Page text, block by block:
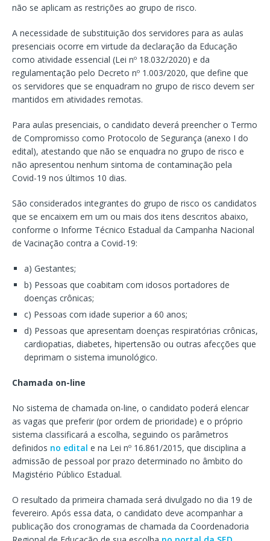
não se aplicam as restrições ao grupo de risco.
A necessidade de substituição dos servidores para as aulas
presenciais ocorre em virtude da declaração da Educação
como atividade essencial (Lei nº 18.032/2020) e da
regulamentação pelo Decreto nº 1.003/2020, que define que
os servidores que se enquadram no grupo de risco devem ser
mantidos em atividades remotas.
Para aulas presenciais, o candidato deverá preencher o Termo
de Compromisso como Protocolo de Segurança (anexo I do
edital), atestando que não se enquadra no grupo de risco e
não apresentou nenhum sintoma de contaminação pela
Covid-19 nos últimos 10 dias.
São considerados integrantes do grupo de risco os candidatos
que se encaixem em um ou mais dos itens descritos abaixo,
conforme o Informe Técnico Estadual da Campanha Nacional
de Vacinação contra a Covid-19:
a) Gestantes;
b) Pessoas que coabitam com idosos portadores de
doenças crônicas;
c) Pessoas com idade superior a 60 anos;
d) Pessoas que apresentam doenças respiratórias crônicas,
cardiopatias, diabetes, hipertensão ou outras afecções que
deprimam o sistema imunológico.
Chamada on-line
No sistema de chamada on-line, o candidato poderá elencar
as vagas que preferir (por ordem de prioridade) e o próprio
sistema classificará a escolha, seguindo os parâmetros
definidos no edital e na Lei nº 16.861/2015, que disciplina a
admissão de pessoal por prazo determinado no âmbito do
Magistério Público Estadual.
O resultado da primeira chamada será divulgado no dia 19 de
fevereiro. Após essa data, o candidato deve acompanhar a
publicação dos cronogramas de chamada da Coordenadoria